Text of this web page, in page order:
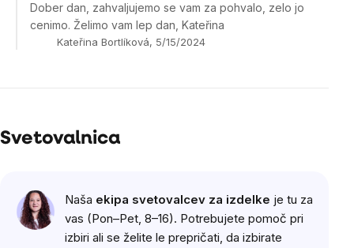
Dober dan, zahvaljujemo se vam za pohvalo, zelo jo
cenimo. Želimo vam lep dan, Kateřina
Kateřina Bortlíková, 5/15/2024
Svetovalnica
Naša ekipa svetovalcev za izdelke je tu za
vas (Pon–Pet, 8–16). Potrebujete pomoč pri
izbiri ali se želite le prepričati, da izbirate